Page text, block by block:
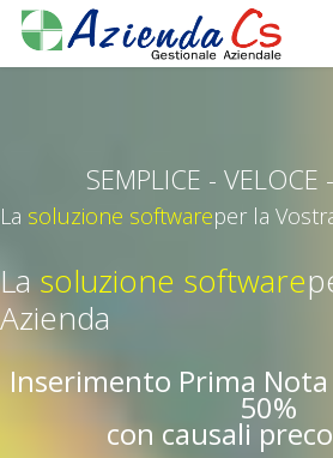
SEMPLICE - VELOCE
La soluzione softwareper la
La soluzione software
Azienda
Inserimento Prima
50%
con causali